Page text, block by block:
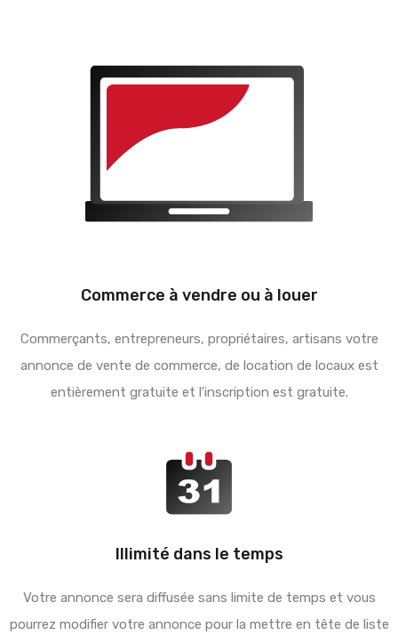
Commerce à vendre ou à louer
Commerçants, entrepreneurs, propriétaires, artisans votre
annonce de vente de commerce, de location de locaux est
entièrement gratuite et l'inscription est gratuite.
Illimité dans le temps
Votre annonce sera diffusée sans limite de temps et vous
pourrez modifier votre annonce pour la mettre en tête de liste